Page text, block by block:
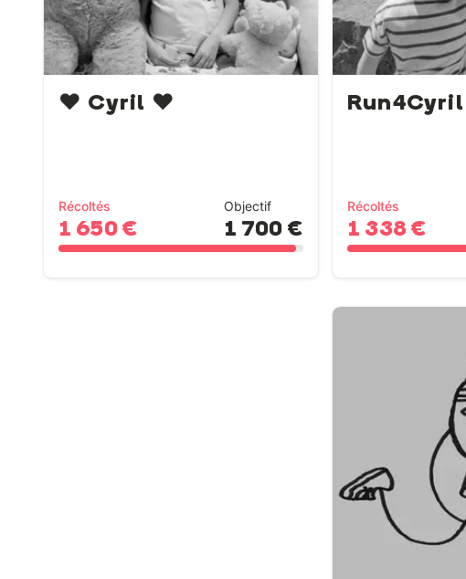
❤️ Cyril ❤️
Récoltés
1 650 €
Objectif
1 700 €
Run4Cyril
Récoltés
1 338 €